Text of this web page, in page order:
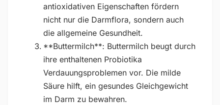
antioxidativen Eigenschaften fördern
nicht nur die Darmflora, sondern auch
die allgemeine Gesundheit.
**Buttermilch**: Buttermilch beugt durch
ihre enthaltenen Probiotika
Verdauungsproblemen vor. Die milde
Säure hilft, ein gesundes Gleichgewicht
im Darm zu bewahren.